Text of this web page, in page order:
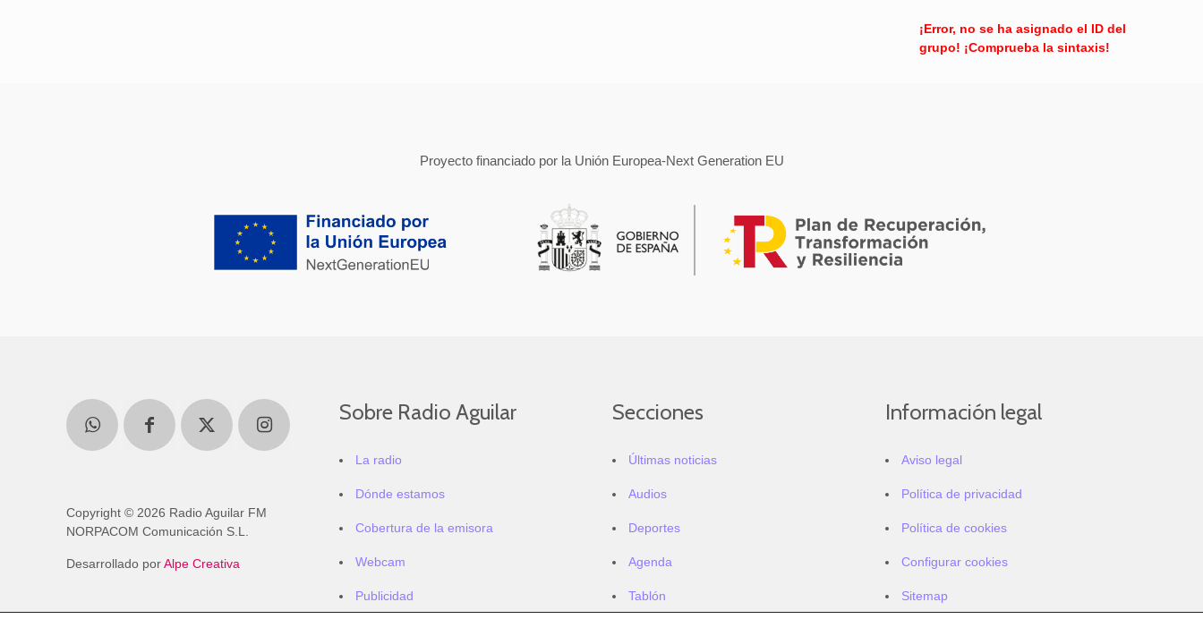
¡Error, no se ha asignado el ID del
grupo! ¡Comprueba la sintaxis!
Proyecto financiado por la Unión Europea-Next Generation EU
Copyright © 2026 Radio Aguilar FM
NORPACOM Comunicación S.L.
Desarrollado porAlpe Creativa
Sobre Radio Aguilar
La radio
Dónde estamos
Cobertura de la emisora
Webcam
Publicidad
Secciones
Últimas noticias
Audios
Deportes
Agenda
Tablón
Información legal
Aviso legal
Política de privacidad
Política de cookies
Configurar cookies
Sitemap